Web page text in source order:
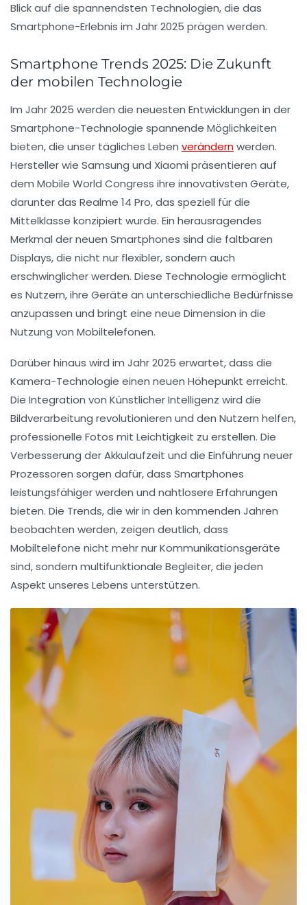
Blick auf die spannendsten Technologien, die das
Smartphone-Erlebnis im Jahr 2025 prägen werden.
Smartphone Trends 2025: Die Zukunft
der mobilen Technologie
Im Jahr2025 werden die neuesten Entwicklungen in der
Smartphone-Technologie spannende Möglichkeiten
bieten, die unser tägliches Leben verändernwerden.
Hersteller wie Samsung und Xiaomi präsentieren auf
dem Mobile World Congress ihre innovativsten Geräte,
darunter das Realme 14 Pro, das speziell für die
Mittelklasse konzipiert wurde. Ein herausragendes
Merkmal der neuen Smartphones sind die faltbaren
Displays, die nicht nur flexibler, sondern auch
erschwinglicher werden. Diese Technologie ermöglicht
es Nutzern, ihre Geräte an unterschiedliche Bedürfnisse
anzupassen und bringt eine neue Dimension in die
Nutzung von Mobiltelefonen.
Darüber hinaus wird im Jahr 2025 erwartet, dass die
Kamera-Technologie einen neuen Höhepunkt erreicht.
Die Integration von Künstlicher Intelligenz wird die
Bildverarbeitung revolutionieren und den Nutzern helfen,
professionelle Fotos mit Leichtigkeit zu erstellen. Die
Verbesserung der Akkulaufzeit und die Einführung neuer
Prozessoren sorgen dafür, dass Smartphones
leistungsfähiger werden und nahtlosere Erfahrungen
bieten. Die Trends, die wir in den kommenden Jahren
beobachten werden, zeigen deutlich, dass
Mobiltelefone nicht mehr nur Kommunikationsgeräte
sind, sondern multifunktionale Begleiter, die jeden
Aspekt unseres Lebens unterstützen.